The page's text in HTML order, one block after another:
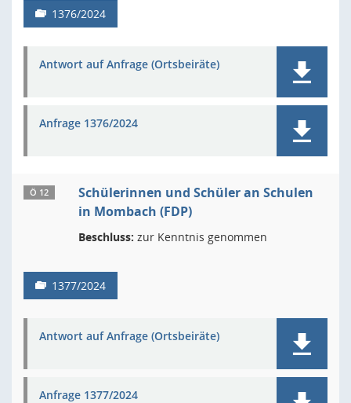
1376/2024
Antwort auf Anfrage (Ortsbeiräte)
Anfrage 1376/2024
Ö 12
Schülerinnen und Schüler an Schulen
in Mombach (FDP)
Beschluss: zur Kenntnis genommen
1377/2024
Antwort auf Anfrage (Ortsbeiräte)
Anfrage 1377/2024